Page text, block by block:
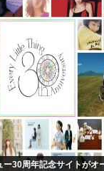
30周年記念サイトがオ